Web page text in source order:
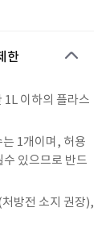
한
이하의 플라스
1개이며, 허용
있으므로 반드
방전 소지 권장),